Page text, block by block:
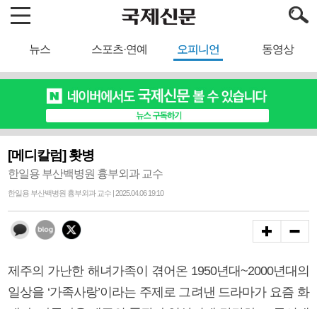
뉴스 스포츠·연예 오피니언 동영상
[메디칼럼] 홧병
한일용 부산백병원 흉부외과 교수
한일용 부산백병원 흉부외과 교수 | 2025.04.06 19:10
제주의 가난한 해녀가족이 겪어온 1950년대~2000년대의
일상을 ‘가족사랑’이라는 주제로 그려낸 드라마가 요즘 화